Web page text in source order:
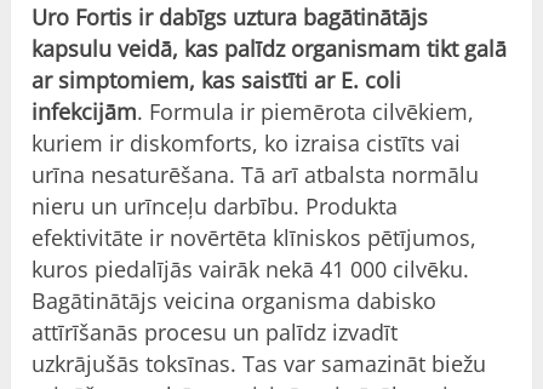
Uro Fortis ir dabīgs uztura bagātinātājs
kapsulu veidā, kas palīdz organismam tikt galā
ar simptomiem, kas saistīti ar E. coli
infekcijām. Formula ir piemērota cilvēkiem,
kuriem ir diskomforts, ko izraisa cistīts vai
urīna nesaturēšana. Tā arī atbalsta normālu
nieru un urīnceļu darbību. Produkta
efektivitāte ir novērtēta klīniskos pētījumos,
kuros piedalījās vairāk nekā 41 000 cilvēku.
Bagātinātājs veicina organisma dabisko
attīrīšanās procesu un palīdz izvadīt
uzkrājušās toksīnas. Tas var samazināt biežu